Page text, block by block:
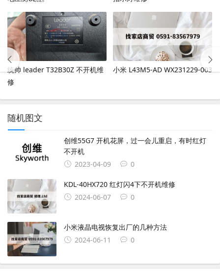
统帅 leader T32B30Z 不开机维
修
小米 L43M5-AD WX231229-003
随机图文
创维55G7 开机花屏，过一会儿重启，有时红灯
不开机
2023-04-09
0
KDL-40HX720 红灯闪4下不开机维修
2024-06-07
0
小米液晶电视恢复出厂的几种方法
2024-06-11
0